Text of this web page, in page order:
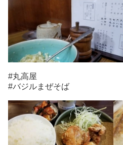
#丸高屋
#バジルまぜそば